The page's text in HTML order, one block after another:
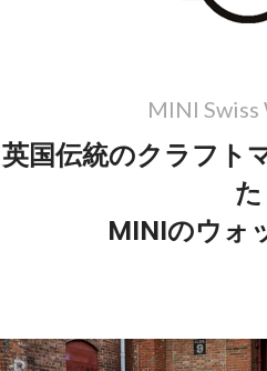
MINI Swiss
英国伝統のクラフト
た
MINIのウォ